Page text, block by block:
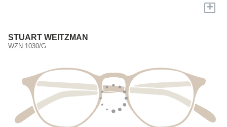
+
STUART WEITZMAN
WZN 1030/G